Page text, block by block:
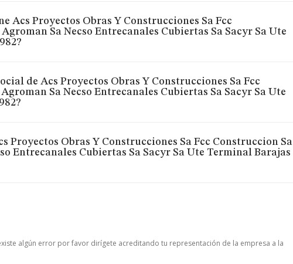
Acs Proyectos Obras Y Construcciones Sa Fcc
Sa Necso Entrecanales Cubiertas Sa Sacyr Sa Ute
de Acs Proyectos Obras Y Construcciones Sa Fcc
Sa Necso Entrecanales Cubiertas Sa Sacyr Sa Ute
Proyectos Obras Y Construcciones Sa Fcc Construccion Sa
Entrecanales Cubiertas Sa Sacyr Sa Ute Terminal Barajas
algún error por favor dirígete acreditando tu representación de la empresa a la